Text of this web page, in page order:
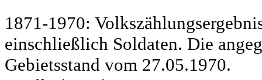
1871-1970:
einschließlich Soldaten. Die
Gebietsstand vom 27.05.1970.